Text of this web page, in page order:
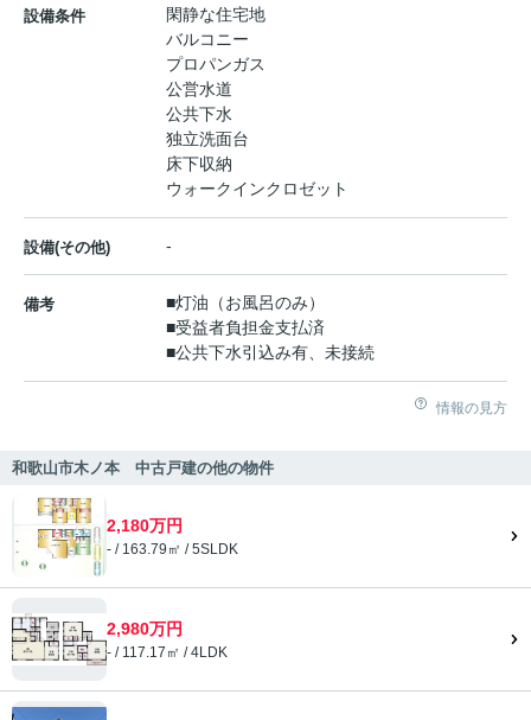
設備条件
閑静な住宅地
バルコニー
プロパンガス
公営水道
公共下水
独立洗面台
床下収納
ウォークインクロゼット
設備(その他) -
備考
■灯油（お風呂のみ）
■受益者負担金支払済
■公共下水引込み有、未接続
情報の見方
和歌山市木ノ本 中古戸建の他の物件
2,180万円
- / 163.79㎡ / 5SLDK
2,980万円
- / 117.17㎡ / 4LDK